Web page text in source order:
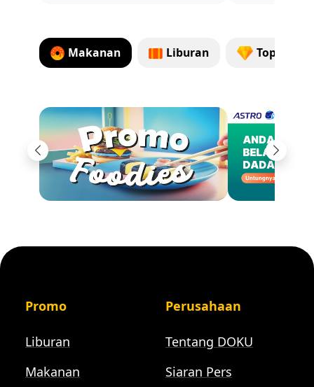
Makanan Liburan Top Up
Previous Next
Promo
Liburan
Makanan
Perusahaan
Tentang DOKU
Siaran Pers